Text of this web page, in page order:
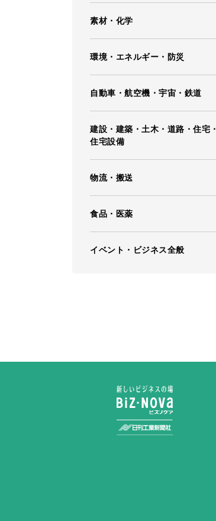
素材・化学
環境・エネルギー・防災
自動車・航空機・宇宙・鉄道
建設・建築・土木・道路・住宅・
住宅設備
物流・搬送
食品・医薬
イベント・ビジネス全般